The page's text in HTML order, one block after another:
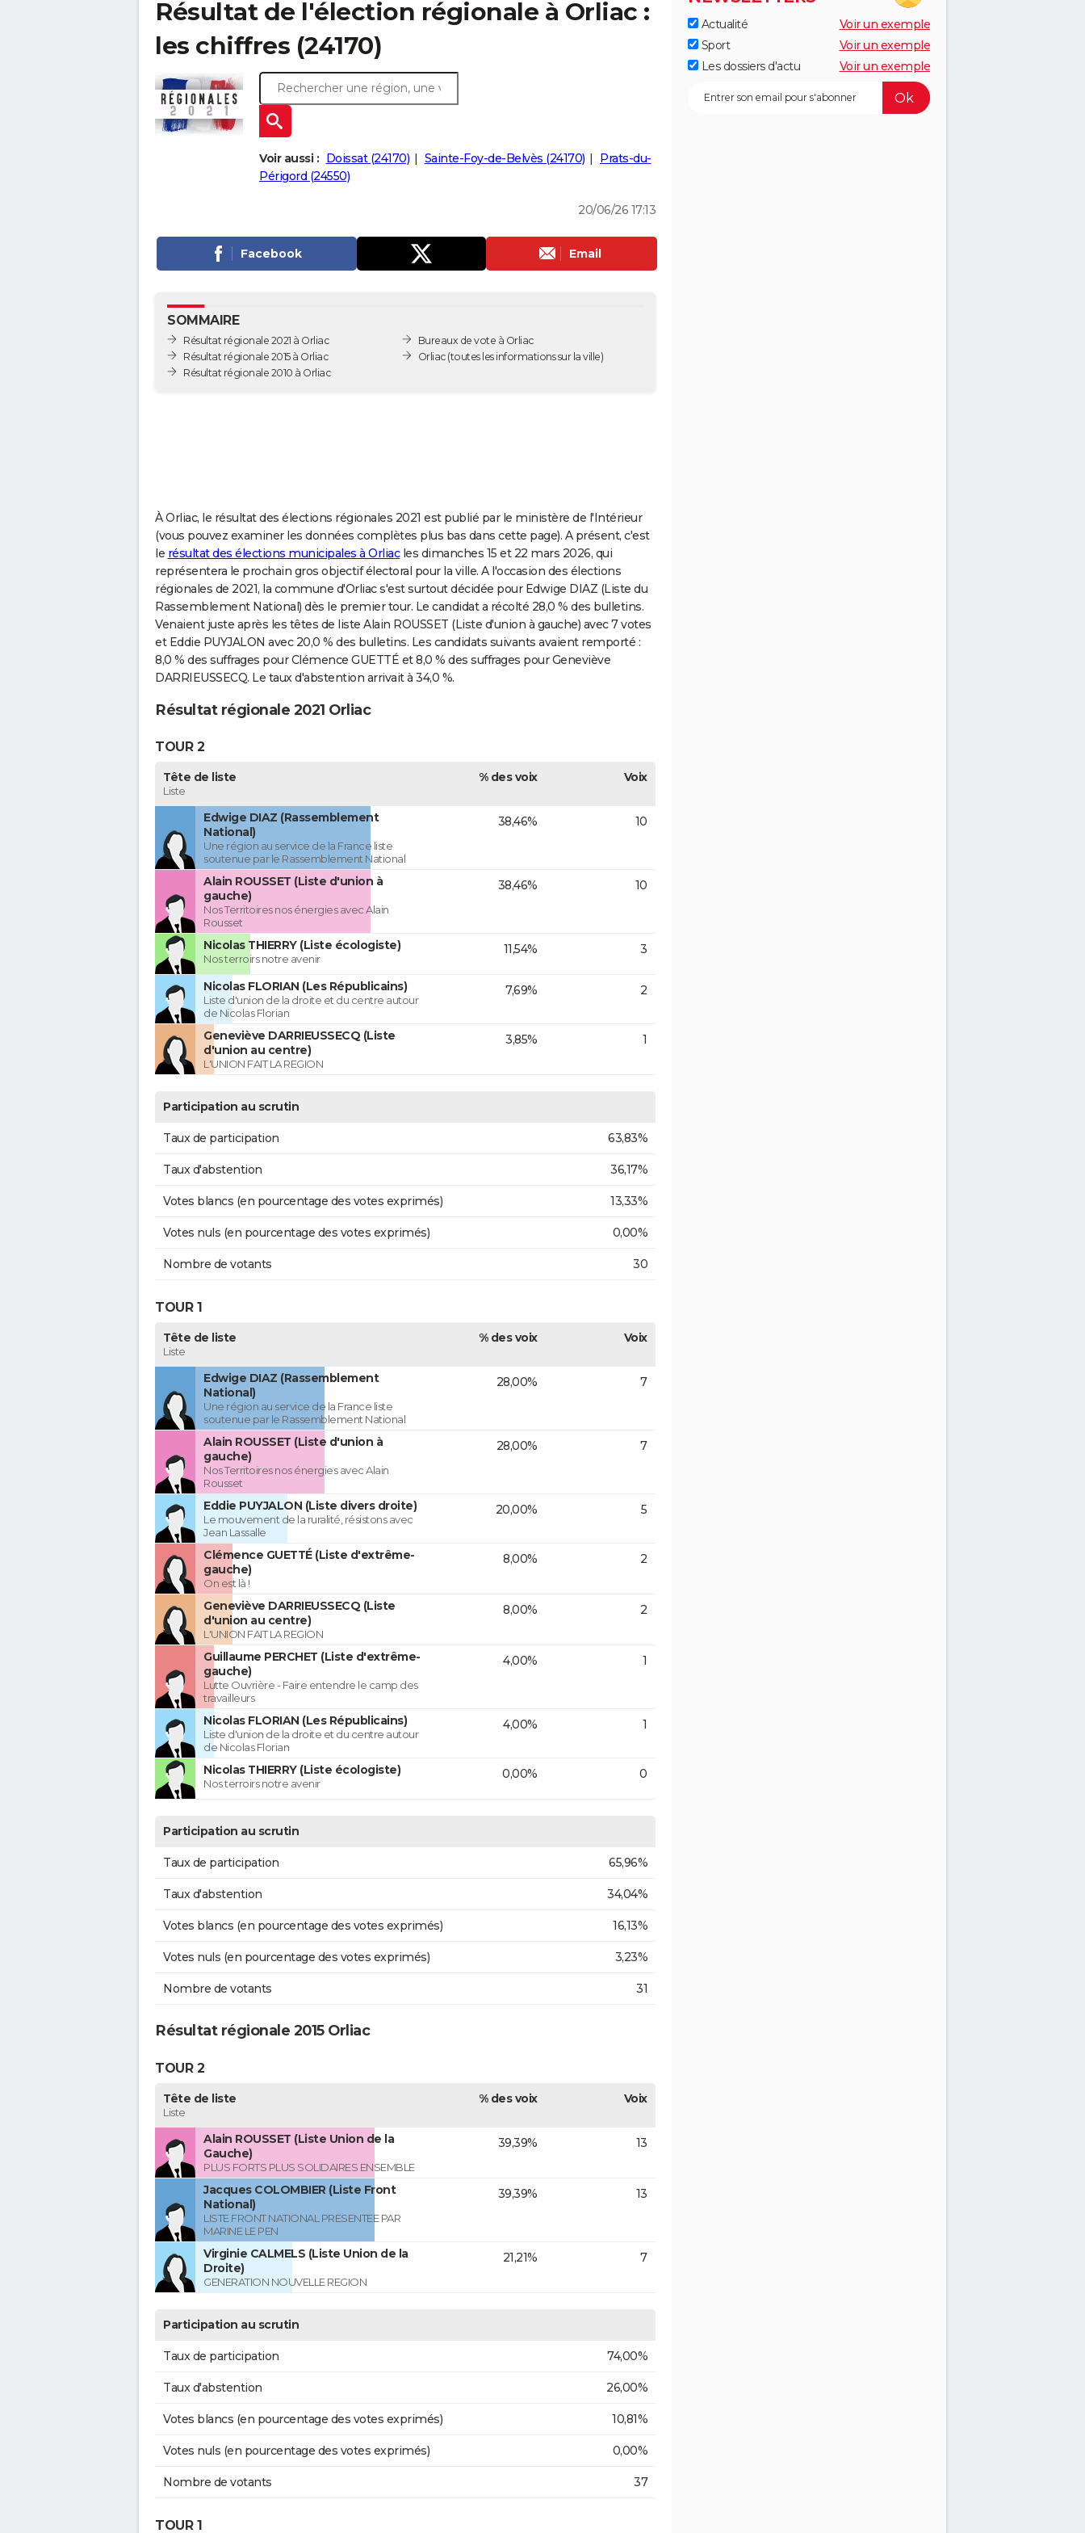
Résultat de l'élection régionale à Orliac :
les chiffres (24170)
Voir aussi : Doissat (24170) Sainte-Foy-de-Belvès (24170)
Prats-du-
Périgord (24550)
20/06/26 17:13
Facebook Email
SOMMAIRE
Résultat régionale 2021 à Orliac
Résultat régionale 2015 à Orliac
Résultat régionale 2010 à Orliac
Bureaux de vote à Orliac
Orliac(toutes les informations sur la ville)
À Orliac, le résultat des élections régionales 2021 est publié par le ministère de l'Intérieur
(vous pouvez examiner les données complètes plus bas dans cette page). A présent, c'est
le résultat des élections municipales à Orliacles dimanches 15 et 22 mars 2026, qui
représentera le prochain gros objectif électoral pour la ville. A l'occasion des élections
régionales de 2021, la commune d'Orliac s'est surtout décidée pour Edwige DIAZ (Liste du
Rassemblement National) dès le premier tour. Le candidat a récolté 28,0 % des bulletins.
Venaient juste après les têtes de liste Alain ROUSSET (Liste d'union à gauche) avec 7 votes
et Eddie PUYJALON avec 20,0 % des bulletins. Les candidats suivants avaient remporté :
8,0 % des suffrages pour Clémence GUETTÉ et 8,0 % des suffrages pour Geneviève
DARRIEUSSECQ. Le taux d'abstention arrivait à 34,0 %.
Résultat régionale 2021 Orliac
TOUR 2
Tête de liste
Liste
% des voix Voix
Edwige DIAZ (Rassemblement
National)
Une région au service de la France liste
soutenue par le Rassemblement National
38,46% 10
Alain ROUSSET (Liste d'union à
gauche)
Nos Territoires nos énergies avec Alain
Rousset
38,46% 10
Nicolas THIERRY (Liste écologiste)
Nos terroirs notre avenir
11,54% 3
Nicolas FLORIAN (Les Républicains)
Liste d'union de la droite et du centre autour
de Nicolas Florian
7,69% 2
Geneviève DARRIEUSSECQ (Liste
d'union au centre)
L'UNION FAIT LA REGION
3,85% 1
Participation au scrutin
Taux de participation 63,83%
Taux d'abstention 36,17%
Votes blancs (en pourcentage des votes exprimés) 13,33%
Votes nuls (en pourcentage des votes exprimés) 0,00%
Nombre de votants 30
TOUR 1
Tête de liste
Liste
% des voix Voix
Edwige DIAZ (Rassemblement
National)
Une région au service de la France liste
soutenue par le Rassemblement National
28,00% 7
Alain ROUSSET (Liste d'union à
gauche)
Nos Territoires nos énergies avec Alain
Rousset
28,00% 7
Eddie PUYJALON (Liste divers droite)
Le mouvement de la ruralité, résistons avec
Jean Lassalle
20,00% 5
Clémence GUETTÉ (Liste d'extrême-
gauche)
On est là !
8,00% 2
Geneviève DARRIEUSSECQ (Liste
d'union au centre)
L'UNION FAIT LA REGION
8,00% 2
Guillaume PERCHET (Liste d'extrême-
gauche)
Lutte Ouvrière - Faire entendre le camp des
travailleurs
4,00% 1
Nicolas FLORIAN (Les Républicains)
Liste d'union de la droite et du centre autour
de Nicolas Florian
4,00% 1
Nicolas THIERRY (Liste écologiste)
Nos terroirs notre avenir
0,00% 0
Participation au scrutin
Taux de participation 65,96%
Taux d'abstention 34,04%
Votes blancs (en pourcentage des votes exprimés) 16,13%
Votes nuls (en pourcentage des votes exprimés) 3,23%
Nombre de votants 31
Résultat régionale 2015 Orliac
TOUR 2
Tête de liste
Liste
% des voix Voix
Alain ROUSSET (Liste Union de la
Gauche)
PLUS FORTS PLUS SOLIDAIRES ENSEMBLE
39,39% 13
Jacques COLOMBIER (Liste Front
National)
LISTE FRONT NATIONAL PRESENTEE PAR
MARINE LE PEN
39,39% 13
Virginie CALMELS (Liste Union de la
Droite)
GENERATION NOUVELLE REGION
21,21% 7
Participation au scrutin
Taux de participation 74,00%
Taux d'abstention 26,00%
Votes blancs (en pourcentage des votes exprimés) 10,81%
Votes nuls (en pourcentage des votes exprimés) 0,00%
Nombre de votants 37
TOUR 1
Actualité
Voir un exemple
Sport
Voir un exemple
Les dossiers d'actu
Voir un exemple